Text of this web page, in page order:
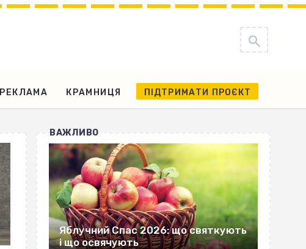
РЕКЛАМА КРАМНИЦЯ ПІДТРИМАТИ ПРОЄКТ
ВАЖЛИВО
Яблучний Спас 2026: що святкують
і що освячують